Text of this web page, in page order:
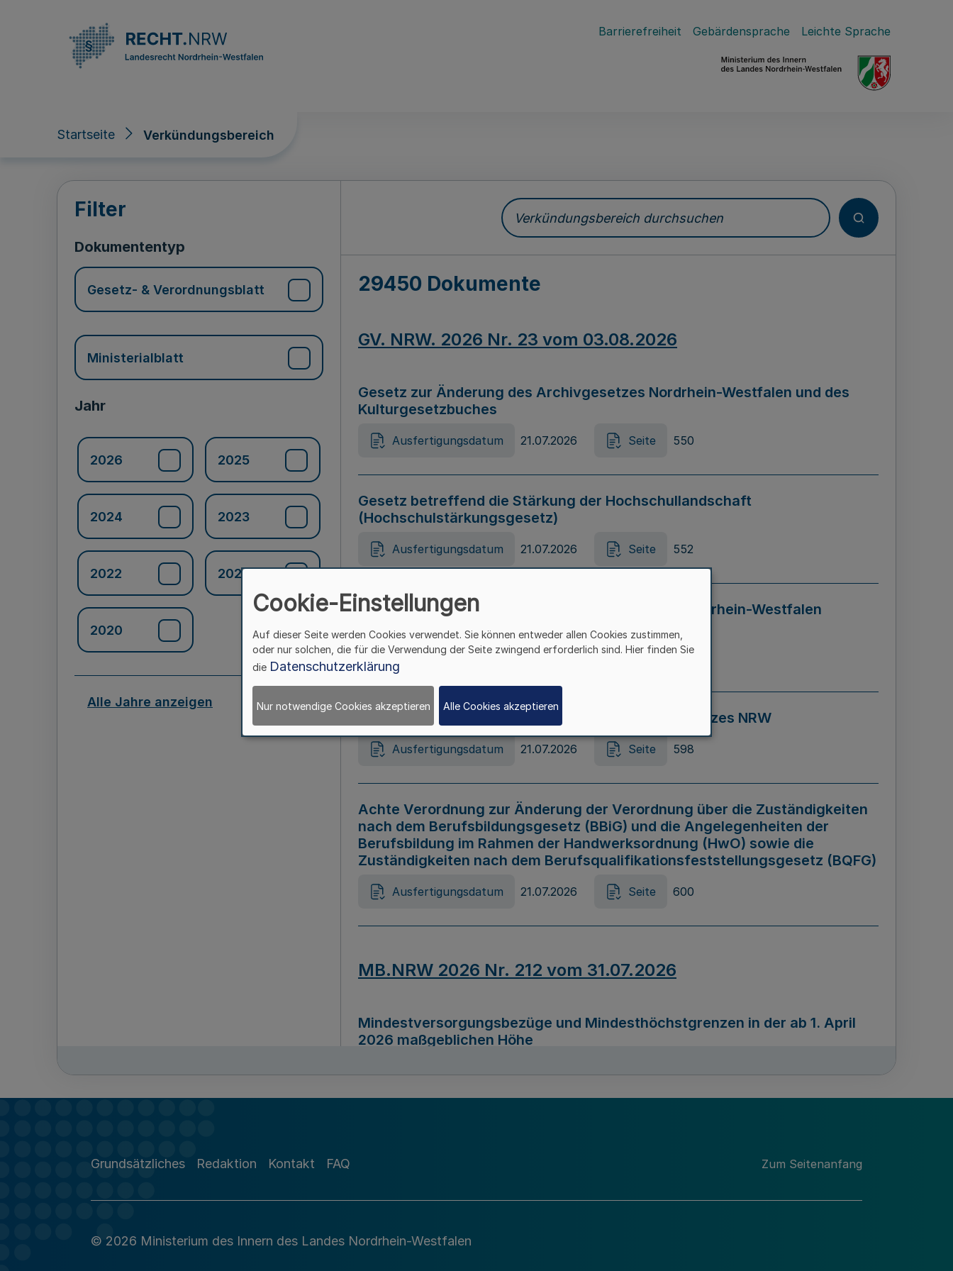
Barrierefreiheit Gebärdensprache Leichte Sprache
Startseite Verkündungsbereich
Verkündungsbereich
Filter
Dokumententyp
Gesetz- & Verordnungsblatt
Ministerialblatt
Jahr
2026 2025
2024 2023
2022 2021
2020
Alle Jahre anzeigen
Verkündungsbereich durchsuchen
29450 Dokumente
GV. NRW. 2026 Nr. 23 vom 03.08.2026
Gesetz zur Änderung des Archivgesetzes Nordrhein-Westfalen und des
Kulturgesetzbuches
Ausfertigungsdatum 21.07.2026 Seite 550
Gesetz betreffend die Stärkung der Hochschullandschaft
(Hochschulstärkungsgesetz)
Ausfertigungsdatum 21.07.2026 Seite 552
Gesetz zur Vermeidung von Diskriminierung in Nordrhein-Westfalen
(Landesantidiskriminierungsgesetz – LADG NRW)
Ausfertigungsdatum 21.07.2026 Seite 595
Gesetz zur Änderung des Online-Casinospiel Gesetzes NRW
Ausfertigungsdatum 21.07.2026 Seite 598
Achte Verordnung zur Änderung der Verordnung über die Zuständigkeiten
nach dem Berufsbildungsgesetz (BBiG) und die Angelegenheiten der
Berufsbildung im Rahmen der Handwerksordnung (HwO) sowie die
Zuständigkeiten nach dem Berufsqualifikationsfeststellungsgesetz (BQFG)
Ausfertigungsdatum 21.07.2026 Seite 600
MB.NRW 2026 Nr. 212 vom 31.07.2026
Mindestversorgungsbezüge und Mindesthöchstgrenzen in der ab 1. April
2026 maßgeblichen Höhe
Richtlinie zur Durchführung des Förderprogramms „Mittelstand Innovativ &
Grundsätzliches Redaktion Kontakt FAQ Zum Seitenanfang
© 2026 Ministerium des Innern des Landes Nordrhein-Westfalen
Cookie-Einstellungen
Auf dieser Seite werden Cookies verwendet. Sie können entweder allen Cookies zustimmen,
oder nur solchen, die für die Verwendung der Seite zwingend erforderlich sind. Hier finden Sie
die Datenschutzerklärung
Nur notwendige Cookies akzeptieren Alle Cookies akzeptieren